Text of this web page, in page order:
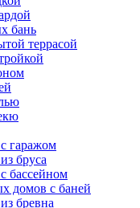
бань
террасой
гаражом
бруса
бассейном
домов с баней
бревна